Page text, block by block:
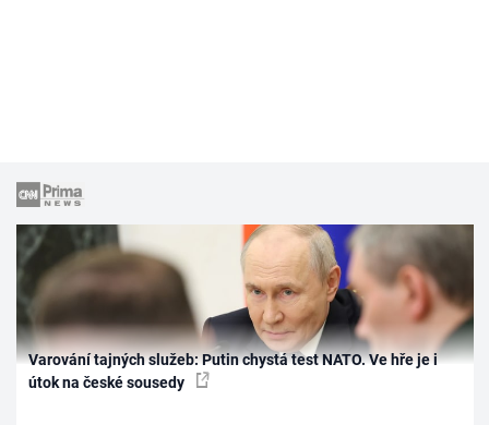
Varování tajných služeb: Putin chystá test NATO. Ve hře je i
útok na české sousedy